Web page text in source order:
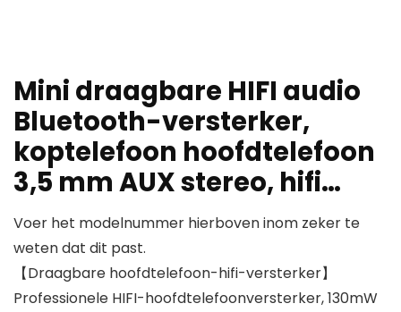
Mini draagbare HIFI audio
Bluetooth-versterker,
koptelefoon hoofdtelefoon
3,5 mm AUX stereo, hifi…
Voer het modelnummer hierboven inom zeker te
weten dat dit past.
【Draagbare hoofdtelefoon-hifi-versterker】
Professionele HIFI-hoofdtelefoonversterker, 130mW